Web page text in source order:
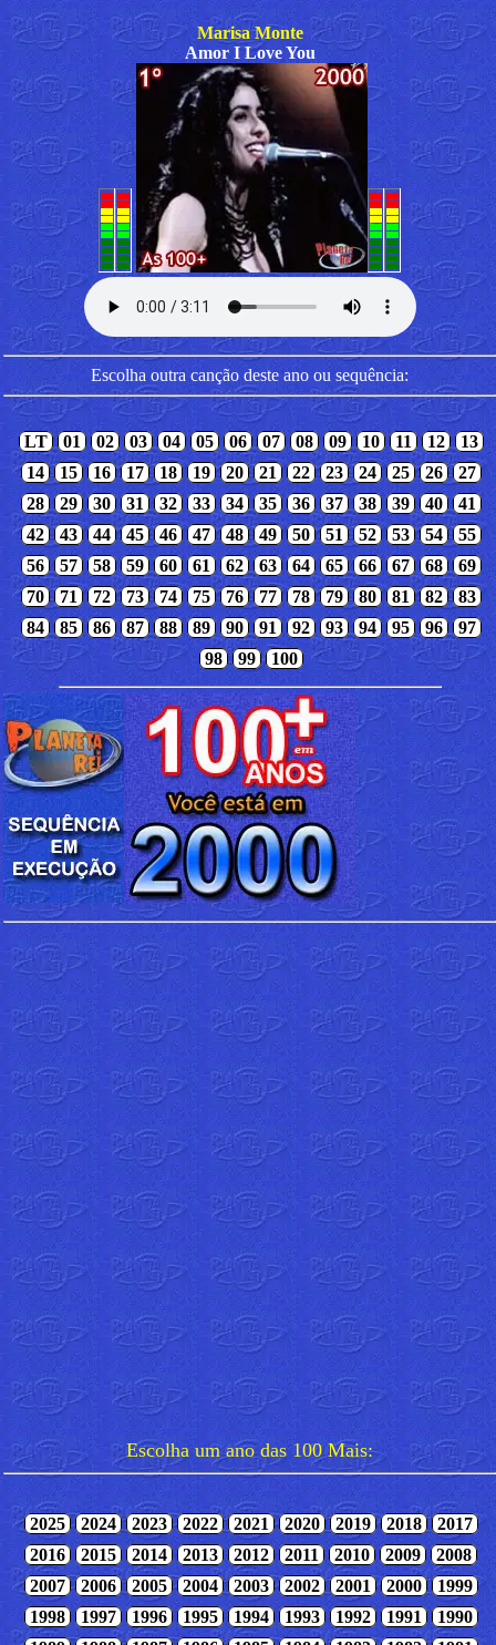
Marisa Monte
Amor I Love You
Escolha outra canção deste ano ou sequência:
LT 01 02 03 04 05 06 07 08 09 10 11 12
13
14
15 16 17 18 19 20 21 22 23 24 25 26
27
28
29 30 31 32 33 34 35 36 37 38 39 40
41
42
43 44 45 46 47 48 49 50 51 52 53 54
55
56
57 58 59 60 61 62 63 64 65 66 67 68
69
70
71 72 73 74 75 76 77 78 79 80 81 82
83
84
85 86 87 88 89 90 91 92 93 94 95 96
97
98
99 100
Escolha um ano das 100 Mais:
2025 2024 2023 2022 2021 2020 2019 2018
2017
2016
2015 2014 2013 2012 2011 2010 2009
2008
2007
2006 2005 2004 2003 2002 2001 2000
1999
1998
1997 1996 1995 1994 1993 1992 1991
1990